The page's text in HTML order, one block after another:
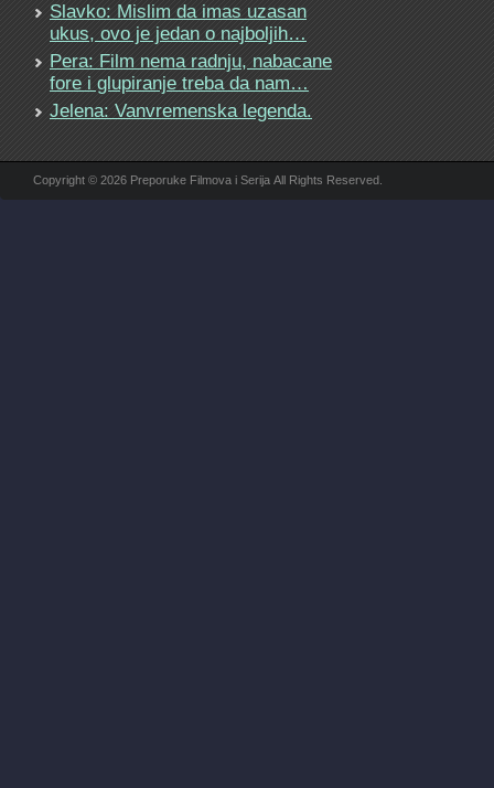
Slavko: Mislim da imas uzasan
ukus, ovo je jedan o najboljih…
Pera: Film nema radnju, nabacane
fore i glupiranje treba da nam…
Jelena: Vanvremenska legenda.
Copyright © 2026 Preporuke Filmova i Serija All Rights Reserved.